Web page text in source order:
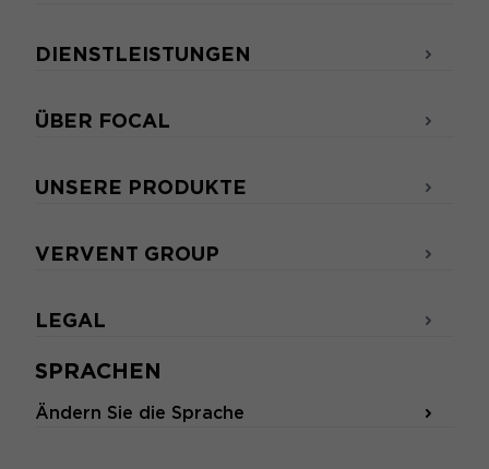
SPRACHEN
Ändern Sie die Sprache
DIENSTLEISTUNGEN
ÜBER FOCAL
UNSERE PRODUKTE
VERVENT GROUP
LEGAL